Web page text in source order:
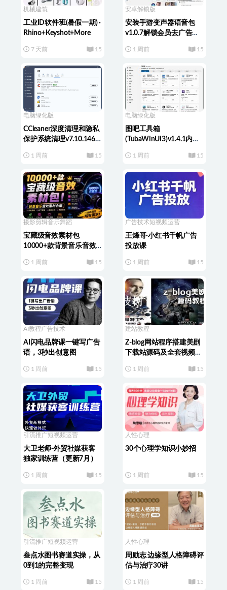
机械建筑
工业ID软件班(暑假一期) ·
Rhino+Keyshot+More
7 天前 15
安卓解锁版
安装手游变声器语音包
v1.0.7解锁会员去广告免
1 周前 15
电脑绿化版
CCleaner深度清理和隐私
保护系统清理v7.10.1464
1 周前 15
电脑绿化版
图吧工具箱
(TubaWinUi3)v1.4.1内置
1 周前 15
摄影剪辑音乐舞蹈
宝藏级音效素材包
10000+款背景音乐音效
常用音效包，分类清晰
1 周前 15
广告技术短视频运营
王烽哥·小红书千帆广告
投放课
1 周前 15
AI教程广告技术
AI闪电品牌课一键写广告
语，3秒出创意图
1 周前 15
建站教程
Z-blog网站程序搭建美剧
下载站源码及全套视频教
1 周前 15
引流推广短视频运营
大卫老师·外贸社媒获客
独家训练营（更新7月）
1 周前 15
人性心理
30个心理学知识小妙招
1 周前 15
引流推广短视频运营
叁点水图书赛道实操，从
0到1的完整变现
1 周前 15
人性心理
周励志 边缘型人格障碍评
估与治疗30讲
1 周前 15